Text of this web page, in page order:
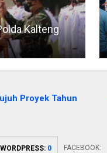
Kalteng
Proyek Tahun
WORDPRESS: 0 FACEBOOK: